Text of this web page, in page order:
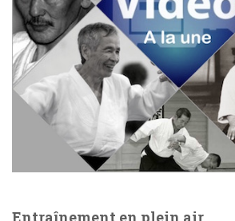
Entraînement en plein air